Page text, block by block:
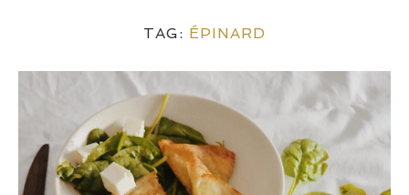
TAG: ÉPINARD